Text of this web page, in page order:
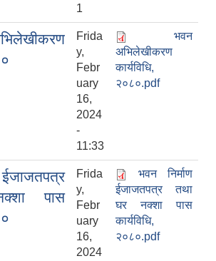
1
Frida
y,
Febr
uary
16,
2024
-
11:33
भवन
अभिलेखीकरण
कार्यविधि,
२०८०.pdf
पास
Frida
y,
Febr
uary
16,
2024
भवन निर्माण
ईजाजतपत्र तथा
घर नक्शा पास
कार्यविधि,
२०८०.pdf